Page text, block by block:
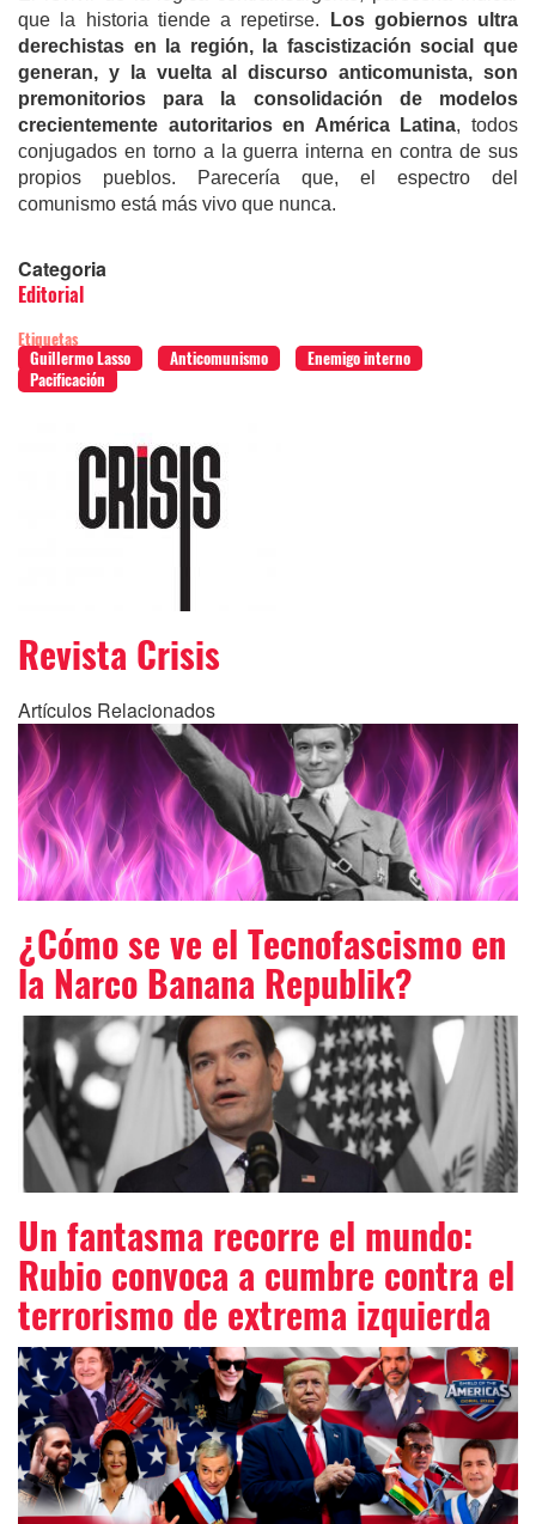
que la historia tiende a repetirse.
Los gobiernos ultra
derechistas en la región, la fascistización social que
generan, y la vuelta al discurso anticomunista, son
premonitorios para la consolidación de modelos
crecientemente autoritarios en América Latina, todos
conjugados en torno a la guerra interna en contra de sus
propios pueblos. Parecería que, el espectro del
comunismo está más vivo que nunca.
Categoria
Editorial
Etiquetas
Guillermo Lasso
Anticomunismo
Enemigo interno
Pacificación
Revista Crisis
Artículos Relacionados
¿Cómo se ve el Tecnofascismo en
la Narco Banana Republik?
Un fantasma recorre el mundo:
Rubio convoca a cumbre contra el
terrorismo de extrema izquierda